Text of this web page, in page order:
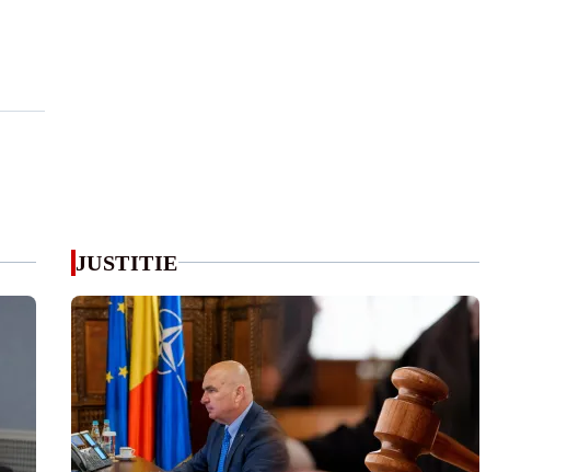
JUSTITIE